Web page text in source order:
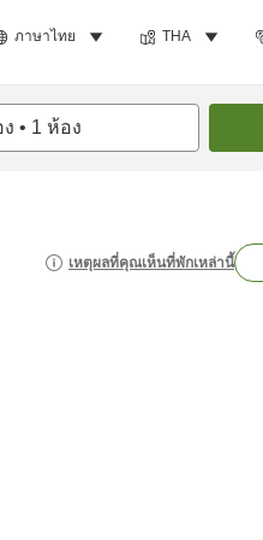
ภาษาไทย THA
• 1 ห้อง
เหตุผลที่คุณเห็นที่พักเหล่านี้